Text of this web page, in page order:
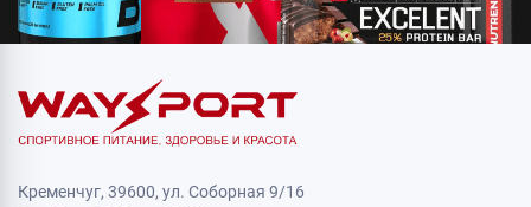
Кременчуг, 39600, ул. Соборная 9/16